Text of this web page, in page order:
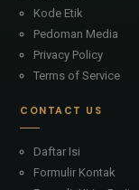
Kode Etik
Pedoman Media
Privacy Policy
Terms of Service
CONTACT US
Daftar Isi
Formulir Kontak